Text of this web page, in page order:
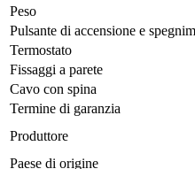
Peso
Pulsante di accensione e
Termostato
Fissaggi a parete
Cavo con spina
Termine di garanzia
Produttore
Paese di origine